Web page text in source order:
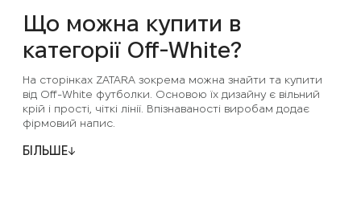
Що можна купити в
категорії Off-White?
На сторінках ZATARA зокрема можна знайти та купити
від Off-White футболки. Основою їх дизайну є вільний
крій і прості, чіткі лінії. Впізнаваності виробам додає
фірмовий напис.
БІЛЬШЕ